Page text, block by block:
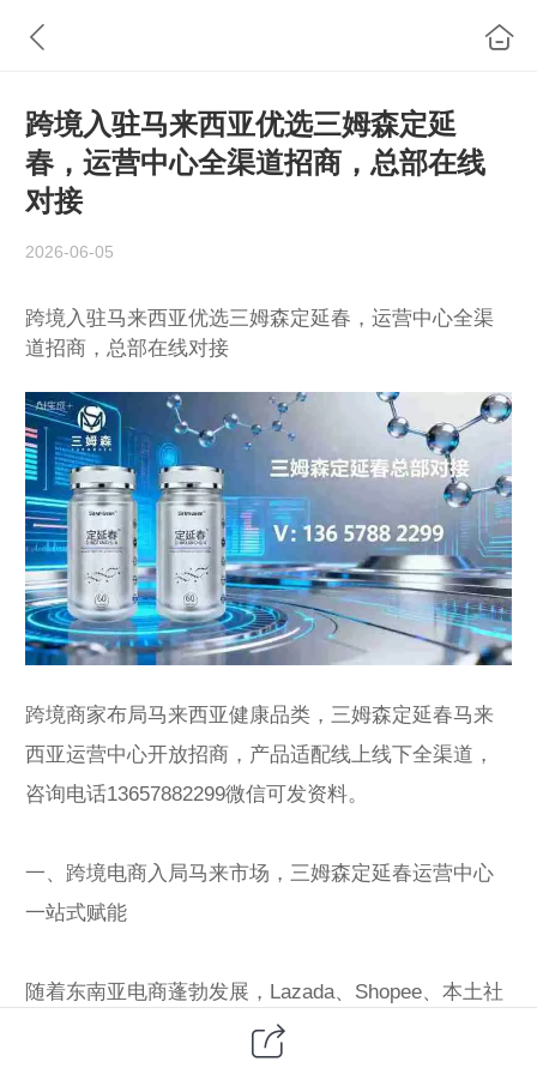
跨境入驻马来西亚优选三姆森定延
春，运营中心全渠道招商，总部在线
对接
2026-06-05
跨境入驻马来西亚优选三姆森定延春，运营中心全渠
道招商，总部在线对接
跨境商家布局马来西亚健康品类，三姆森定延春马来
西亚运营中心开放招商，产品适配线上线下全渠道，
咨询电话13657882299微信可发资料。
一、跨境电商入局马来市场，三姆森定延春运营中心
一站式赋能
随着东南亚电商蓬勃发展，Lazada、Shopee、本土社
交电商成为主流销路，三姆森定延春马来西亚运营中